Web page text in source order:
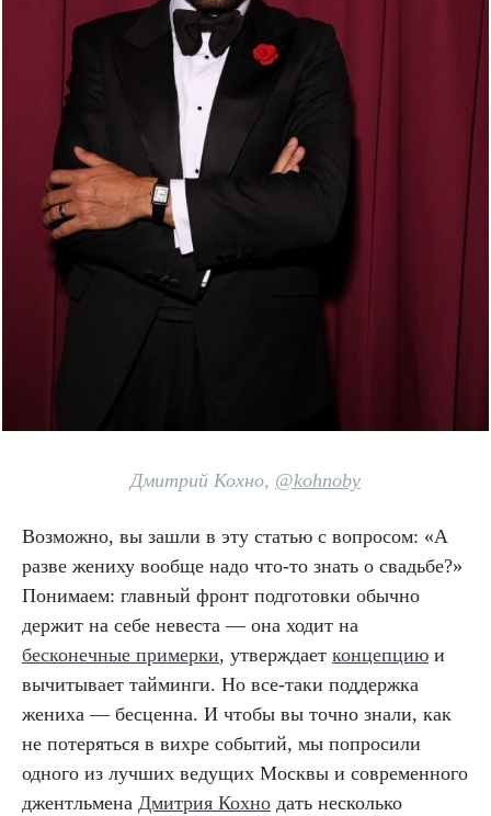
Дмитрий Кохно, @kohnoby
Возможно, вы зашли в эту статью с вопросом: «А
разве жениху вообще надо что-то знать о свадьбе?»
Понимаем: главный фронт подготовки обычно
держит на себе невеста — она ходит на
бесконечные примерки, утверждает концепцию и
вычитывает тайминги. Но все-таки поддержка
жениха — бесценна. И чтобы вы точно знали, как
не потеряться в вихре событий, мы попросили
одного из лучших ведущих Москвы и современного
джентльмена Дмитрия Кохно дать несколько